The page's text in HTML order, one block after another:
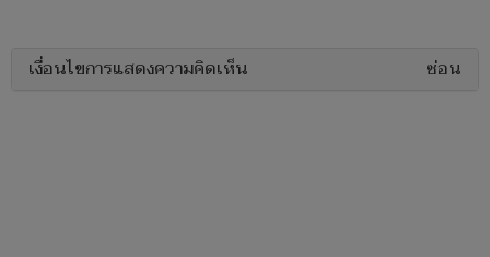
เงื่อนไขการแสดงความคิดเห็น ซ่อน